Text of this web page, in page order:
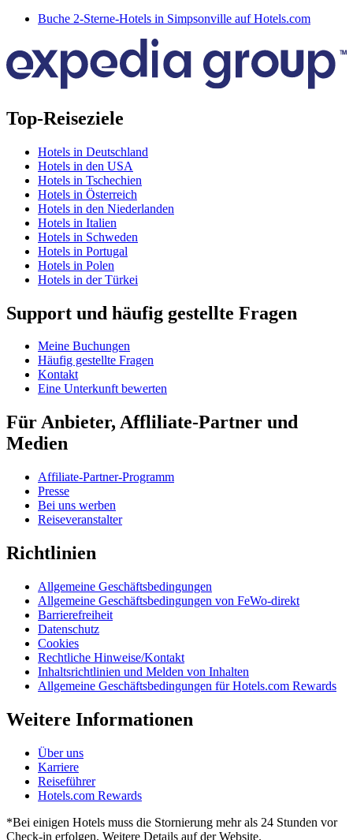
Buche 2-Sterne-Hotels in Simpsonville auf Hotels.com
Top-Reiseziele
Hotels in Deutschland
Hotels in den USA
Hotels in Tschechien
Hotels in Österreich
Hotels in den Niederlanden
Hotels in Italien
Hotels in Schweden
Hotels in Portugal
Hotels in Polen
Hotels in der Türkei
Support und häufig gestellte Fragen
Meine Buchungen
Häufig gestellte Fragen
Kontakt
Eine Unterkunft bewerten
Für Anbieter, Affliliate-Partner und
Medien
Affiliate-Partner-Programm
Presse
Bei uns werben
Reiseveranstalter
Richtlinien
Allgemeine Geschäftsbedingungen
Allgemeine Geschäftsbedingungen von FeWo-direkt
Barrierefreiheit
Datenschutz
Cookies
Rechtliche Hinweise/Kontakt
Inhaltsrichtlinien und Melden von Inhalten
Allgemeine Geschäftsbedingungen für Hotels.com Rewards
Weitere Informationen
Über uns
Karriere
Reiseführer
Hotels.com Rewards
*Bei einigen Hotels muss die Stornierung mehr als 24 Stunden vor
Check-in erfolgen. Weitere Details auf der Website.